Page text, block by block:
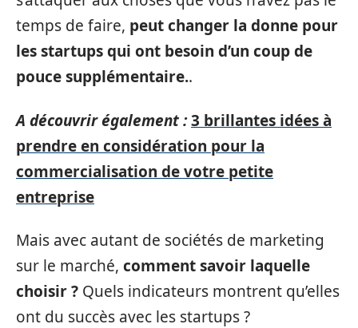
temps de faire, peut changer la donne pour
les startups qui ont besoin d’un coup de
pouce supplémentaire..
A découvrir également :3 brillantes idées à
prendre en considération pour la
commercialisation de votre petite
entreprise
Mais avec autant de sociétés de marketing
sur le marché, comment savoir laquelle
choisir ? Quels indicateurs montrent qu’elles
ont du succès avec les startups ?